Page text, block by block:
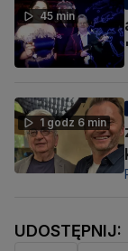
45 min
1 godz 6 min
UDOSTĘPNIJ: